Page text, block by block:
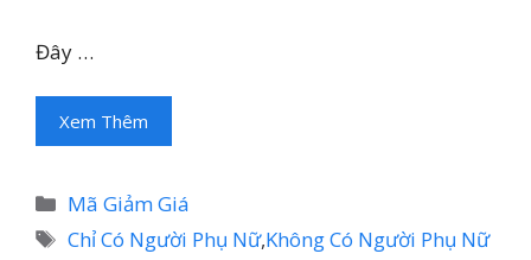
Đây …
Xem Thêm
Danh
mục
Mã Giảm Giá
Thẻ
Chỉ Có Người Phụ Nữ,Không Có Người Phụ Nữ